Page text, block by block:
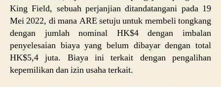
King Field, sebuah perjanjian ditandatangani pada 19
Mei 2022, di mana ARE setuju untuk membeli tongkang
dengan jumlah nominal HK$4 dengan imbalan
penyelesaian biaya yang belum dibayar dengan total
HK$5,4 juta. Biaya ini terkait dengan pengalihan
kepemilikan dan izin usaha terkait.